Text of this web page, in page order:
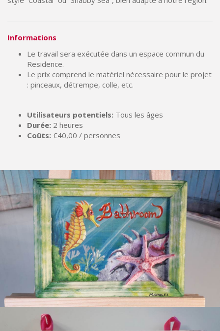
Informations
Le travail sera exécutée dans un espace commun du
Residence.
Le prix comprend le matériel nécessaire pour le projet
: pinceaux, détrempe, colle, etc.
Utilisateurs potentiels: Tous les âges
Durée: 2 heures
Coûts: €40,00 / personnes